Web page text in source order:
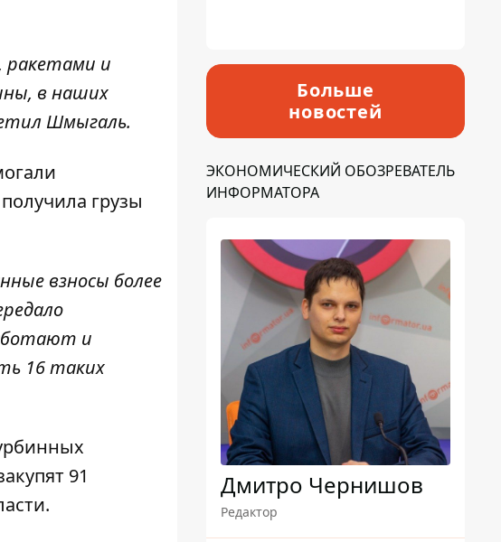
ракетами и
в наших
Шмыгаль.
грузы
взносы более
и
16 таких
91
Больше
новостей
ЭКОНОМИЧЕСКИЙ ОБОЗРЕВАТЕЛЬ
ИНФОРМАТОРА
Дмитро Чернишов
Редактор